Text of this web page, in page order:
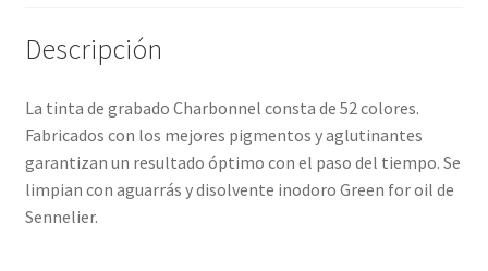
Descripción
La tinta de grabado Charbonnel consta de 52 colores.
Fabricados con los mejores pigmentos y aglutinantes
garantizan un resultado óptimo con el paso del tiempo. Se
limpian con aguarrás y disolvente inodoro Green for oil de
Sennelier.